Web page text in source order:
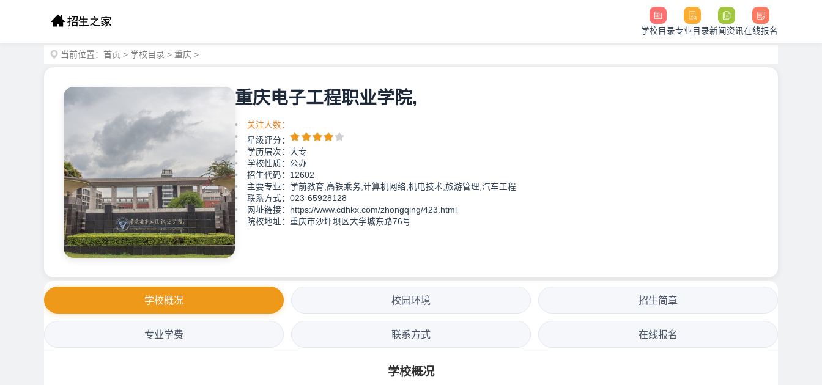
学校目录专业目录新闻资讯在线报名
当前位置： 首页 > 学校目录 > 重庆 >
重庆电子工程职业学院,
关注人数：
星级评分：
学历层次：大专
学校性质：公办
招生代码：12602
主要专业：学前教育,高铁乘务,计算机网络,机电技术,旅游管理,汽车工程
联系方式：023-65928128
网址链接：https://www.cdhkx.com/zhongqing/423.html
院校地址：重庆市沙坪坝区大学城东路76号
学校概况 校园环境 招生简章
专业学费 联系方式 在线报名
学校概况